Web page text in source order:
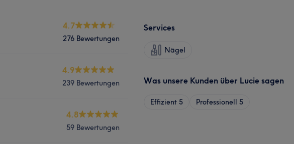
4.7
276 Bewertungen
4.9
239 Bewertungen
4.8
59 Bewertungen
Services
Nägel
Was unsere Kunden über Lucie sagen
Effizient 5 Professionell 5